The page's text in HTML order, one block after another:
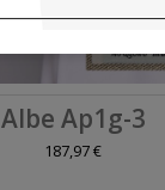
Albe Ap1g-3
187,97 €